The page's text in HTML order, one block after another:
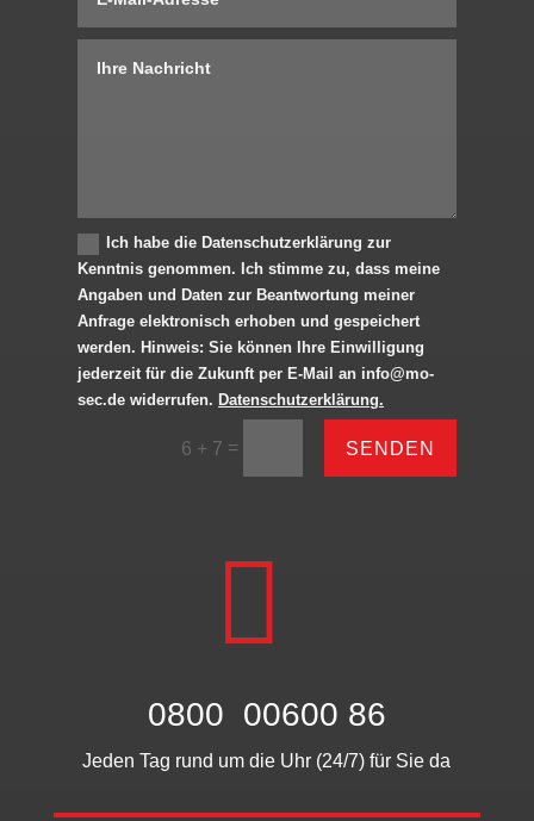
Ich habe die Datenschutzerklärung zur
Kenntnis genommen. Ich stimme zu, dass meine
Angaben und Daten zur Beantwortung meiner
Anfrage elektronisch erhoben und gespeichert
werden. Hinweis: Sie können Ihre Einwilligung
jederzeit für die Zukunft per E-Mail an info@mo-
sec.de widerrufen. Datenschutzerklärung.
6 + 7 = SENDEN

0800 00600 86
Jeden Tag rund um die Uhr (24/7) für Sie da